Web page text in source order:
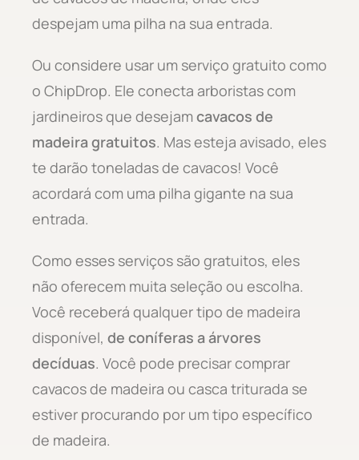
despejam uma pilha na sua entrada.
Ou considere usar um serviço gratuito como
o ChipDrop. Ele conecta arboristas com
jardineiros que desejam cavacos de
madeira gratuitos. Mas esteja avisado, eles
te darão toneladas de cavacos! Você
acordará com uma pilha gigante na sua
entrada.
Como esses serviços são gratuitos, eles
não oferecem muita seleção ou escolha.
Você receberá qualquer tipo de madeira
disponível, de coníferas a árvores
decíduas. Você pode precisar comprar
cavacos de madeira ou casca triturada se
estiver procurando por um tipo específico
de madeira.